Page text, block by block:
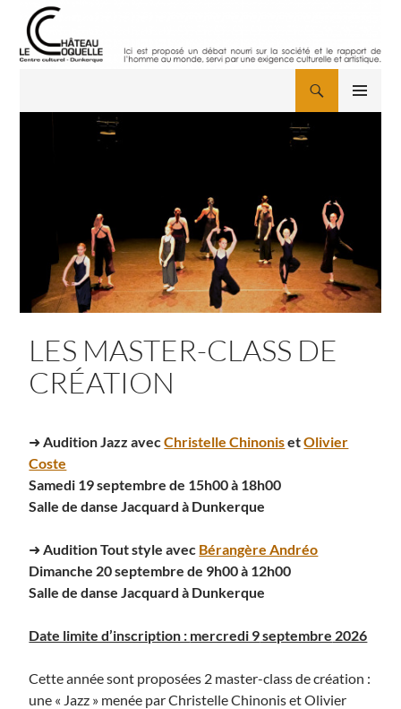
contenu
LES MASTER-CLASS DE
CRÉATION
➜ Audition Jazz avecChristelle ChinonisetOlivier
Coste
Samedi 19 septembre de 15h00 à 18h00
Salle de danse Jacquard à Dunkerque
➜ Audition Tout style avec Bérangère Andréo
Dimanche 20 septembre de 9h00 à 12h00
Salle de danse Jacquard à Dunkerque
Date limite d’inscription : mercredi 9septembre 2026
Cette année sont proposées 2 master-class de création :
une « Jazz » menée par Christelle Chinonis et Olivier